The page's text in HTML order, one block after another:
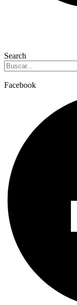
Search
Facebook